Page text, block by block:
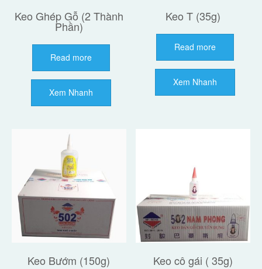
Keo Ghép Gỗ (2 Thành
Phần)
Read more
Xem Nhanh
Keo T (35g)
Read more
Xem Nhanh
Keo Bướm (150g) Keo cô gái ( 35g)